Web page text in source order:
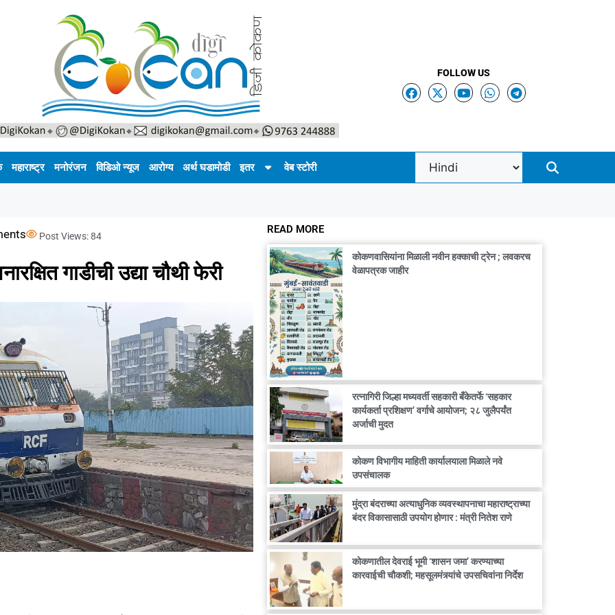
FOLLOW US
महाराष्ट्र मनोरंजन विडिओ न्यूज आरोग्य अर्थ घडामोडी इतर वेब स्टोरी
Post Views:84
गाडीची उद्या चौथी फेरी
READ MORE
कोकणवासियांना मिळाली नवीन हक्काची ट्रेन ; लवकरच
वेळापत्रक जाहीर
रत्नागिरी जिल्हा मध्यवर्ती सहकारी बँकेतर्फे ‘सहकार
कार्यकर्ता प्रशिक्षण’ वर्गाचे आयोजन; २८ जुलैपर्यंत
अर्जाची मुदत
कोकण विभागीय माहिती कार्यालयाला मिळाले नवे
उपसंचालक
मुंद्रा बंदराच्या अत्याधुनिक व्यवस्थापनाचा महाराष्ट्राच्या
बंदर विकासासाठी उपयोग होणार : मंत्री नितेश राणे
कोकणातील देवराई भूमी ‘शासन जमा’ करण्याच्या
कारवाईची चौकशी; महसूलमंत्र्यांचे उपसचिवांना निर्देश